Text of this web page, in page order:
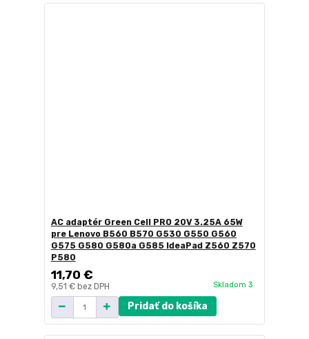
AC adaptér Green Cell PRO 20V 3.25A 65W
pre Lenovo B560 B570 G530 G550 G560
G575 G580 G580a G585 IdeaPad Z560 Z570
P580
11,70 €
9,51 € bez DPH Skladom 3
Pridať do košíka